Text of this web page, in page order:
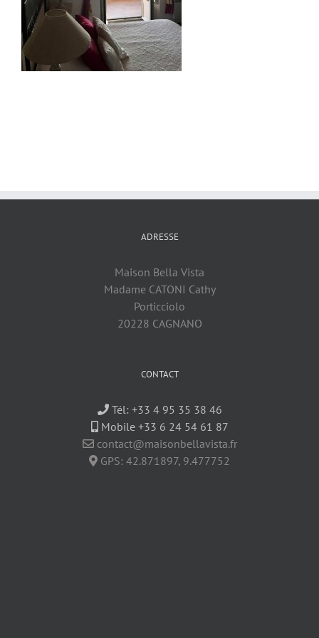
ADRESSE
Maison Bella Vista
Madame CATONI Cathy
Porticciolo
20228 CAGNANO
CONTACT
Tél: +33 4 95 35 38 46
Mobile +33 6 24 54 61 87
contact@maisonbellavista.fr
GPS: 42.871897, 9.477752